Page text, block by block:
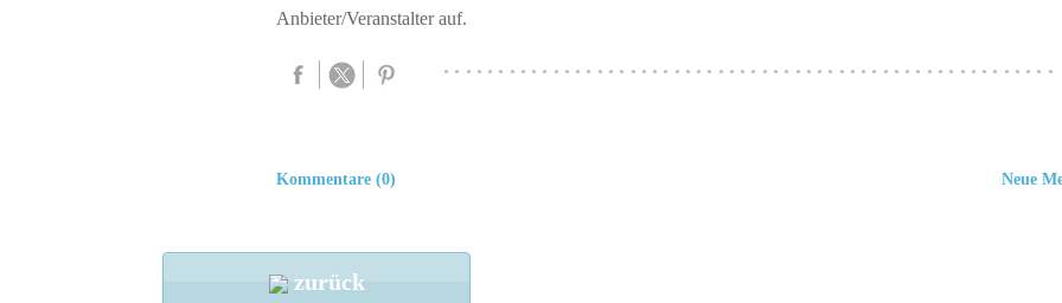
Anbieter/Veranstalter auf.
························································
Neue
Kommentare (0)
zurück